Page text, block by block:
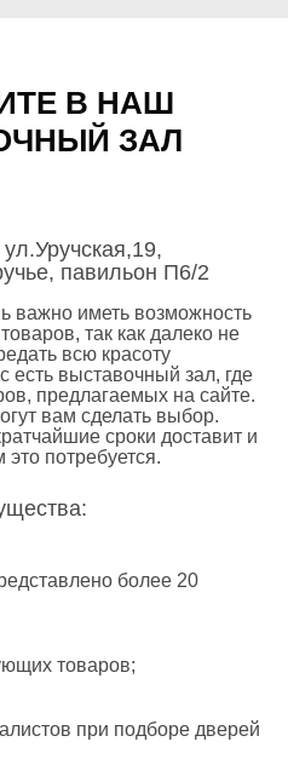
В НАШ
ЗАЛ
павильон П6/2
важно иметь возможность
так как далеко не
всю красоту
есть выставочный зал, где
предлагаемых на сайте.
вам сделать выбор.
сроки доставит и
потребуется.
более 20
товаров;
при подборе дверей